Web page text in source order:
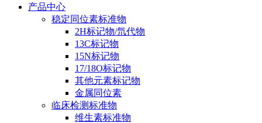
产品中心
稳定同位素标准物
2H标记物/氘代物
13C标记物
15N标记物
17/18O标记物
其他元素标记物
金属同位素
临床检测标准物
维生素标准物